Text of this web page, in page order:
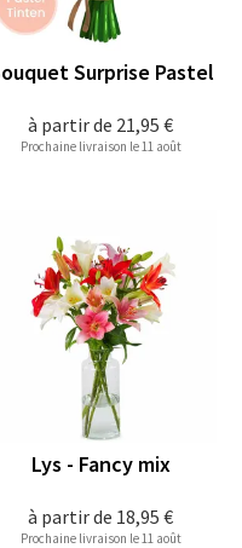
à partir de 21,95 €
Surprise Pastel
Prochaine livraison le 11 août
à partir de 18,95 €
Lys - Fancy mix
Prochaine livraison le 11 août